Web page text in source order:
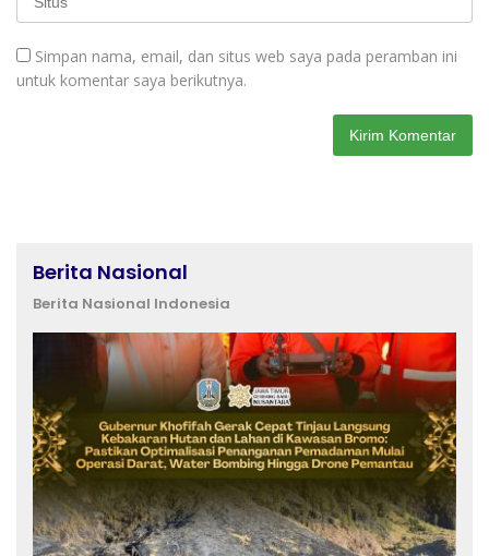
Simpan nama, email, dan situs web saya pada peramban ini
untuk komentar saya berikutnya.
Berita Nasional
Berita Nasional Indonesia